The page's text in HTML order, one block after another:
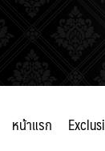
หน้าแรก